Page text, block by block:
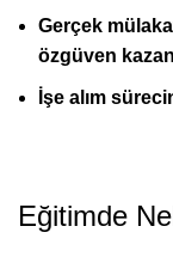
Gerçek
özgüven
İşe alım
Eğitimde